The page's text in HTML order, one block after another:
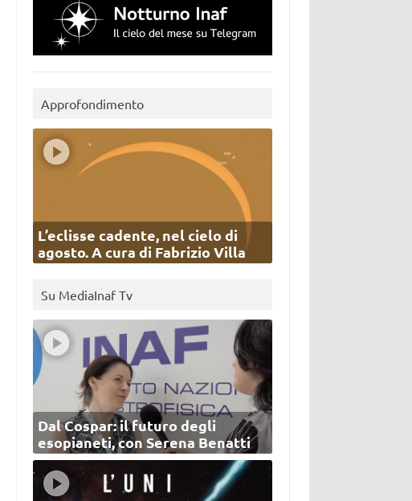
Approfondimento
L’eclisse cadente, nel cielo di
agosto. A cura di Fabrizio Villa
Su MediaInaf Tv
Dal Cospar: il futuro degli
esopianeti, con Serena Benatti